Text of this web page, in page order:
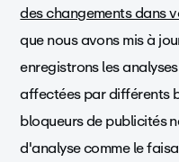
des changements dans
que nous avons mis à
enregistrons les
affectées par différents
bloqueurs de publicités
d'analyse comme le